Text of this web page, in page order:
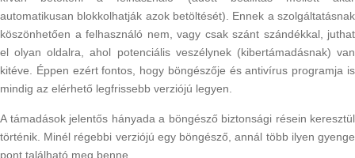
automatikusan blokkolhatják azok betöltését). Ennek a szolgáltatásnak
köszönhetően a felhasználó nem, vagy csak szánt szándékkal, juthat
el olyan oldalra, ahol potenciális veszélynek (kibertámadásnak) van
kitéve. Éppen ezért fontos, hogy böngészője és antivírus programja is
mindig az elérhető legfrissebb verziójú legyen.
A támadások jelentős hányada a böngésző biztonsági résein keresztül
történik. Minél régebbi verziójú egy böngésző, annál több ilyen gyenge
pont található meg benne.